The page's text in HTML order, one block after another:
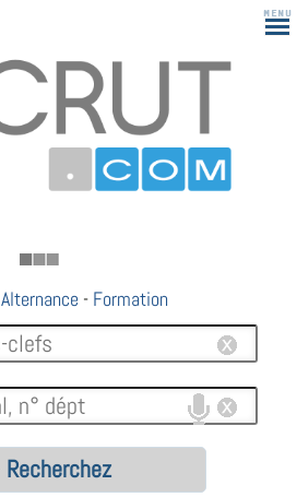
183
Alternance - Formation
Recherchez